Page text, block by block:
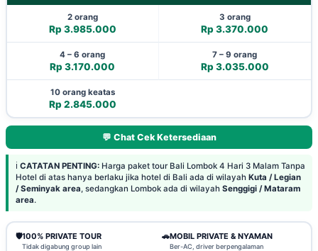
2 orang
Rp 3.985.000
3 orang
Rp 3.370.000
4 – 6 orang
Rp 3.170.000
7 – 9 orang
Rp 3.035.000
10 orang keatas
Rp 2.845.000
💬 Chat Cek Ketersediaan
ℹ️ CATATAN PENTING: Harga paket tour Bali Lombok 4 Hari 3 Malam Tanpa
Hotel di atas hanya berlaku jika hotel di Bali ada di wilayah Kuta / Legian
/ Seminyak area, sedangkan Lombok ada di wilayah Senggigi / Mataram
area.
🛡️100% PRIVATE TOUR
Tidak digabung group lain
🚗MOBIL PRIVATE & NYAMAN
Ber-AC, driver berpengalaman